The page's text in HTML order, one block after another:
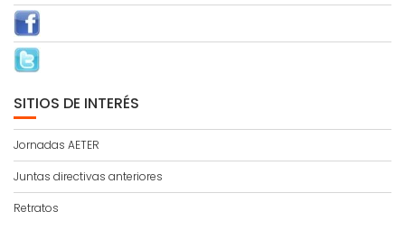
SITIOS DE INTERÉS
Jornadas AETER
Juntas directivas anteriores
Retratos